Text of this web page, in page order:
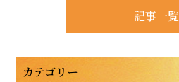
記事一覧
カテゴリー